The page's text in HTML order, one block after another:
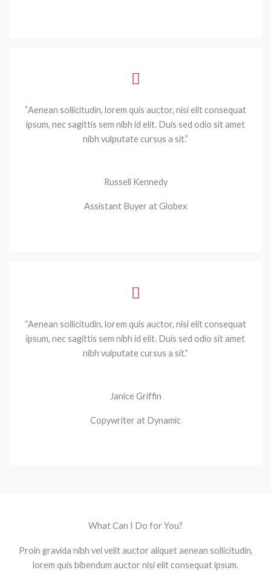
“Aenean sollicitudin, lorem quis auctor, nisi elit consequat
ipsum, nec sagittis sem nibh id elit. Duis sed odio sit amet
nibh vulputate cursus a sit.”
Russell Kennedy
Assistant Buyer at Globex
“Aenean sollicitudin, lorem quis auctor, nisi elit consequat
ipsum, nec sagittis sem nibh id elit. Duis sed odio sit amet
nibh vulputate cursus a sit.”
Janice Griffin
Copywriter at Dynamic
What Can I Do for You?
Proin gravida nibh vel velit auctor aliquet aenean sollicitudin,
lorem quis bibendum auctor nisi elit consequat ipsum.